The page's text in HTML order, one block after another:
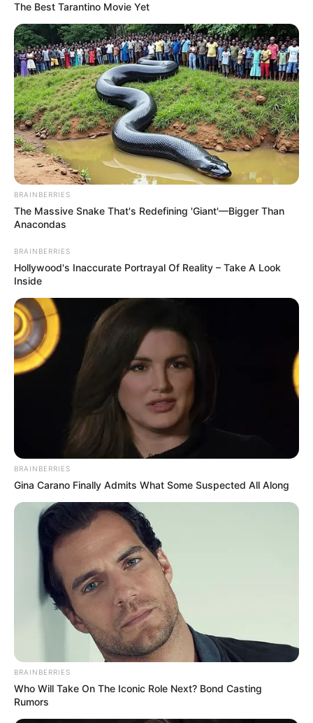
The Best Tarantino Movie Yet
BRAINBERRIES
The Massive Snake That's Redefining 'Giant'—Bigger Than
Anacondas
BRAINBERRIES
Hollywood's Inaccurate Portrayal Of Reality – Take A Look
Inside
BRAINBERRIES
Gina Carano Finally Admits What Some Suspected All Along
BRAINBERRIES
Who Will Take On The Iconic Role Next? Bond Casting
Rumors